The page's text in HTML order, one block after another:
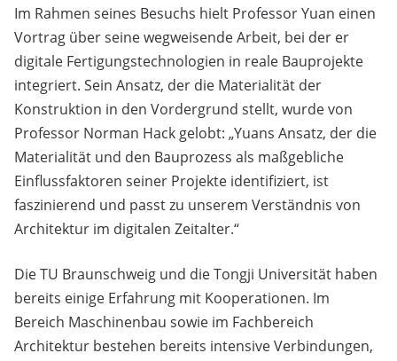
Im Rahmen seines Besuchs hielt Professor Yuan einen
Vortrag über seine wegweisende Arbeit, bei der er
digitale Fertigungstechnologien in reale Bauprojekte
integriert. Sein Ansatz, der die Materialität der
Konstruktion in den Vordergrund stellt, wurde von
Professor Norman Hack gelobt: „Yuans Ansatz, der die
Materialität und den Bauprozess als maßgebliche
Einflussfaktoren seiner Projekte identifiziert, ist
faszinierend und passt zu unserem Verständnis von
Architektur im digitalen Zeitalter.“
Die TU Braunschweig und die Tongji Universität haben
bereits einige Erfahrung mit Kooperationen. Im
Bereich Maschinenbau sowie im Fachbereich
Architektur bestehen bereits intensive Verbindungen,